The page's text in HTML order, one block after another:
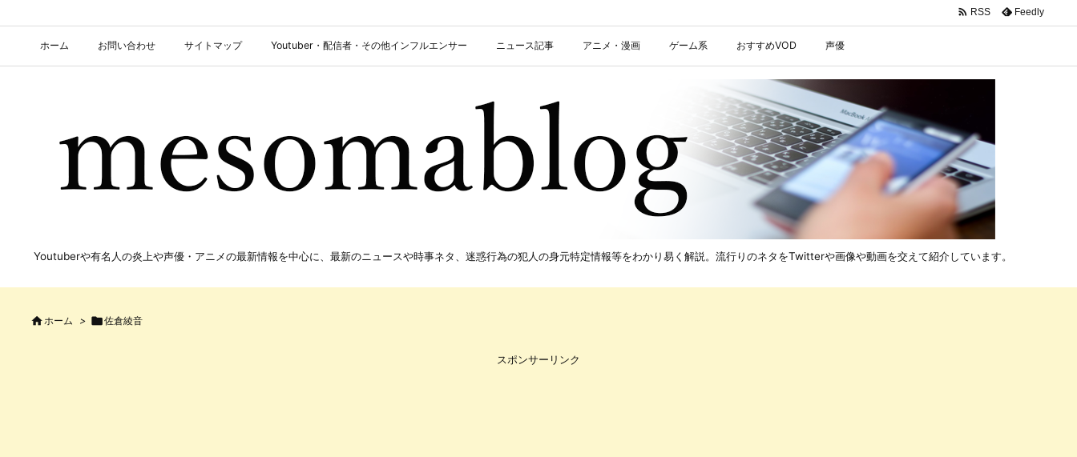
ホーム お問い合わせ サイトマップ Youtuber・配信者・その他インフルエンサー ニュース記事 アニメ・漫画 ゲーム系 おすすめVOD 声優
 RSS Feedly
Youtuberや有名人の炎上や声優・アニメの最新情報を中心に、最新のニュースや時事ネタ、迷惑行為の犯人の身元特定情報等をわかり易く解説。流行りのネタをTwitterや画像や動画を交えて紹介しています。
 ホーム > 佐倉綾音
スポンサーリンク